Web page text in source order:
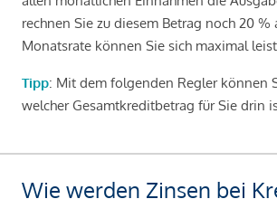
rechnen Sie zu diesem Betrag noch 20 %
Monatsrate können Sie sich maximal
Tipp: Mit dem folgenden Regler können
welcher Gesamtkreditbetrag für Sie drin
Wie werden Zinsen bei